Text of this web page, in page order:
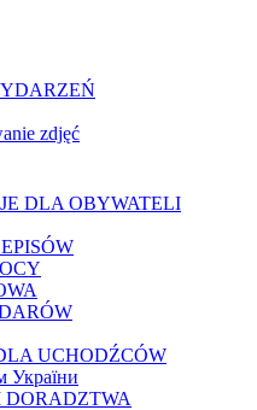
zdjęć
DLA OBYWATELI
UCHODŹCÓW
України
DORADZTWA